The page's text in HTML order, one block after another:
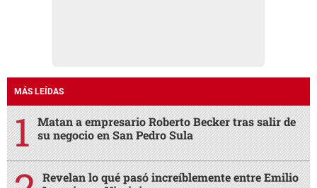
MÁS LEÍDAS
Matan a empresario Roberto Becker tras salir de
su negocio en San Pedro Sula
Revelan lo qué pasó increíblemente entre Emilio